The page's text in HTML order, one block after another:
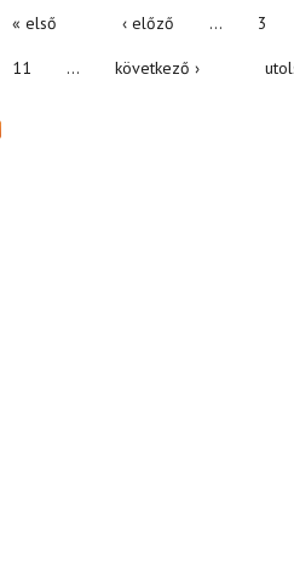
OLDALAK
« első ‹ előző … 3
11 … következő ›